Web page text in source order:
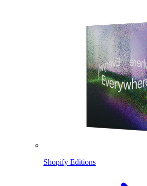
Shopify Editions